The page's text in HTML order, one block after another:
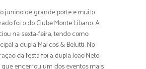
junino de grande porte e muito
foi o do Clube Monte Líbano. A
na sexta-feira, tendo como
a dupla Marcos & Belutti. No
da festa foi a dupla João Neto